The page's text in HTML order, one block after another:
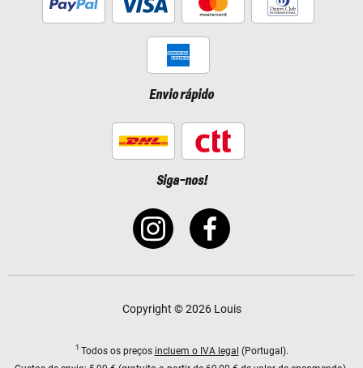
Envio rápido
Siga-nos!
Copyright © 2026 Louis
1 Todos os preços incluem o IVA legal (Portugal).